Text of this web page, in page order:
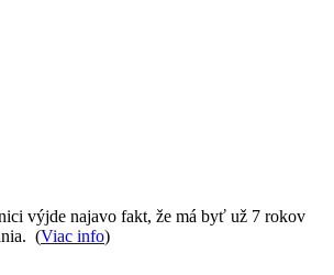
výjde najavo fakt, že má byť už 7 rokov
(Viac info)